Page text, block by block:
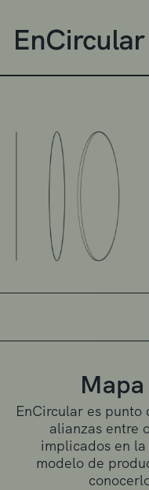
EnCircular es punto
alianzas entre
implicados en
modelo de